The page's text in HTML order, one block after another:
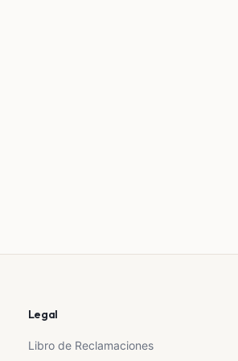
Legal
Libro de Reclamaciones